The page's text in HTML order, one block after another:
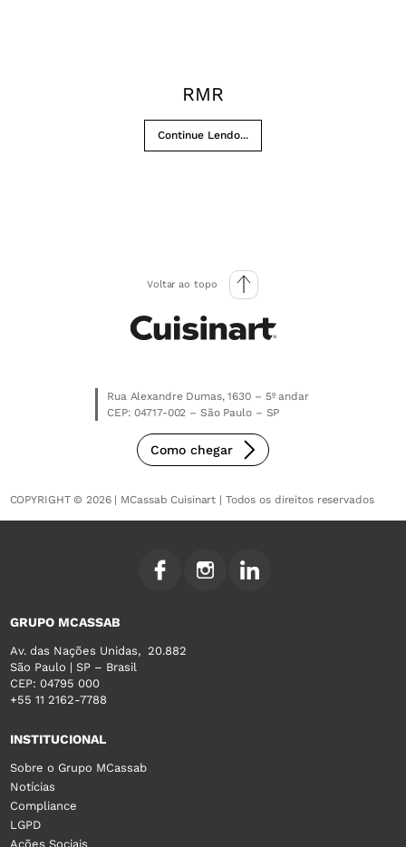
RMR
Continue Lendo...
Voltar ao topo
Rua Alexandre Dumas, 1630 – 5º andar
CEP: 04717-002 – São Paulo – SP
Como chegar
COPYRIGHT © 2026 | MCassab Cuisinart | Todos os direitos reservados
GRUPO MCASSAB
Av. das Nações Unidas, 20.882
São Paulo | SP – Brasil
CEP: 04795 000
+55 11 2162-7788
INSTITUCIONAL
Sobre o Grupo MCassab
Notícias
Compliance
LGPD
Ações Sociais